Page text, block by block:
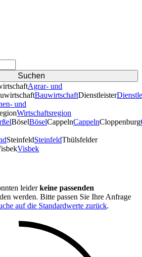
Agrar- und
BauwirtschaftDienstleister
und
Wirtschaftsregion
BöselBöselCappelnCappelnCloppenburg
SteinfeldSteinfeldThülsfelder
Visbek
leiderkeine passenden
werden. Bitte passen Sie Ihre Anfrage
auf die Standardwerte zurück.